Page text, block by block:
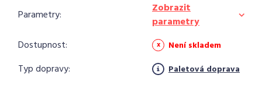
Parametry:
Zobrazit
parametry
Dostupnost:
Není skladem
Typ dopravy: Paletová doprava